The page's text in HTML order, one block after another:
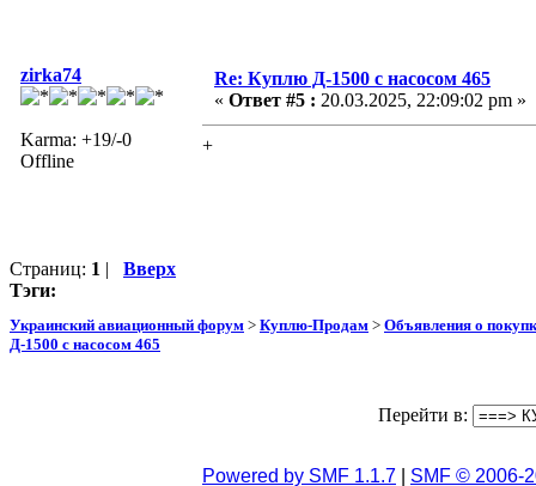
zirka74
Karma: +19/-0
Offline
Re: Куплю Д-1500 с насосом 465
« Ответ #5 : 20.03.2025, 22:09:02 pm »
+
Страниц: 1 | Вверх
Тэги:
Украинский авиационный форум > Куплю-Продам > Объявления о
Д-1500 с насосом 465
Перейти в:
Powered by SMF 1.1.7 SMF © 2006-